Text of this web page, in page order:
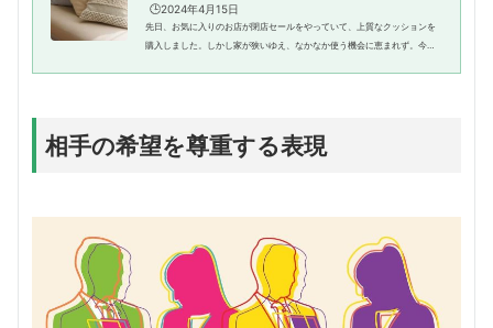
🕒️2024年4月15日
先日、お気に入りのお店が閉店セールをやっていて、上質なクッションを
購入しました。しかし家が狭いゆえ、なかなか使う機会に恵まれず。今で
相手の希望を尊重する表現